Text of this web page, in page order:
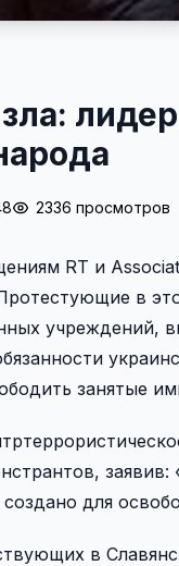
2336 просмотров
RT и
в
учреждений,
занятые
создано для
в